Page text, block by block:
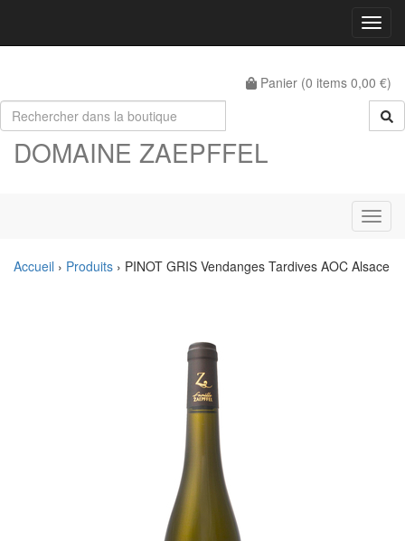
Menu
Panier (0 items 0,00 €)
DOMAINE ZAEPFFEL
Menu
Accueil › Produits › PINOT GRIS Vendanges Tardives AOC Alsace